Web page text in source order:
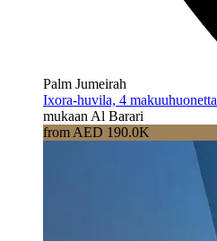
Palm Jumeirah
Ixora-huvila, 4 makuuhuonetta
mukaan Al Barari
from AED 190.0K